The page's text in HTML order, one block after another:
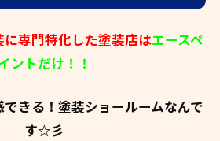
専門特化した塗装店はエースペ
ントだけ！！
きる！塗装ショールームなんで
す☆彡